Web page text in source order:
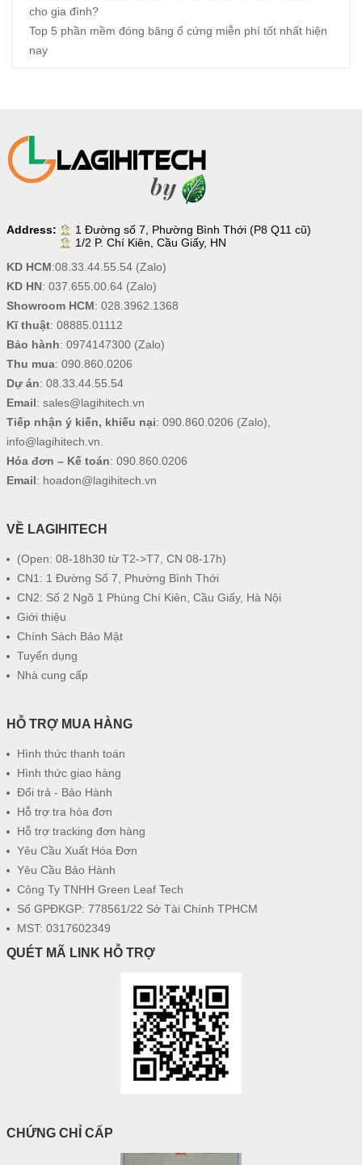
cho gia đình?
Top 5 phần mềm đóng băng ổ cứng miễn phí tốt nhất hiện
nay
Address:
1 Đường số 7, Phường Bình Thới (P8 Q11 cũ)
1/2 P. Chí Kiên, Cầu Giấy, HN
KD HCM:08.33.44.55.54(Zalo)
KD HN: 037.655.00.64(Zalo)
Showroom HCM: 028.3962.1368
Kĩ thuật: 08885.01112
Bảo hành: 0974147300(Zalo)
Thu mua: 090.860.0206
Dự án: 08.33.44.55.54
Email: sales@lagihitech.vn
Tiếp nhận ý kiến, khiếu nại: 090.860.0206 (Zalo),
info@lagihitech.vn
Hóa đơn – Kế toán: 090.860.0206
Email: hoadon@lagihitech.vn
VỀ LAGIHITECH
(Open: 08-18h30 từ T2->T7, CN 08-17h)
CN1: 1 Đường Số 7, Phường Bình Thới
CN2: Số 2 Ngõ 1 Phùng Chí Kiên, Cầu Giấy, Hà Nội
Giới thiệu
Chính Sách Bảo Mật
Tuyển dụng
Nhà cung cấp
HỖ TRỢ MUA HÀNG
Hình thức thanh toán
Hình thức giao hàng
Đổi trả - Bảo Hành
Hỗ trợ tra hóa đơn
Hỗ trợ tracking đơn hàng
Yêu Cầu Xuất Hóa Đơn
Yêu Cầu Bảo Hành
Công Ty TNHH Green Leaf Tech
Số GPĐKGP: 778561/22 Sở Tài Chính TPHCM
MST: 0317602349
QUÉT MÃ LINK HỖ TRỢ
CHỨNG CHỈ CẤP